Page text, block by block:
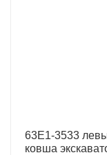
63E1-3533
ковша